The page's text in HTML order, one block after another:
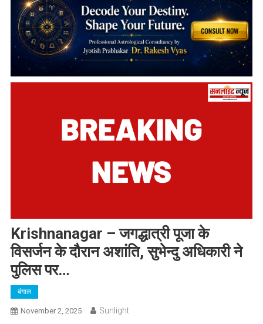
Krishnanagar – जगद्धात्री पूजा के
विसर्जन के दौरान अशांति, सुभेन्दु अधिकारी ने
पुलिस पर…
बंगाल
November 2, 2025 Sunlight